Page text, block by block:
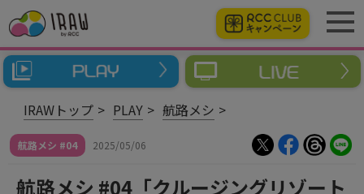
IRAWトップ PLAY 航路メシ
航路メシ #04 2025/05/06
航路メシ #04「クルージングリゾート